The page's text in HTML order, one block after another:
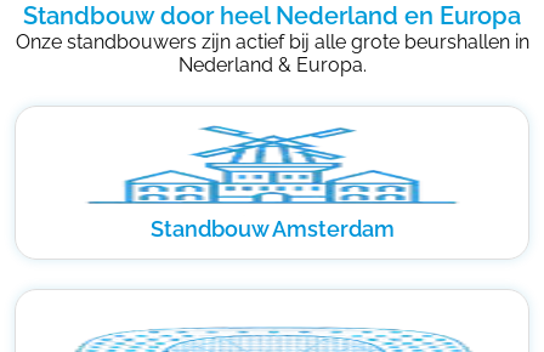
Standbouw door heel Nederland en Europa
Onze standbouwers zijn actief bij alle grote beurshallen in
Nederland & Europa.
Standbouw Amsterdam